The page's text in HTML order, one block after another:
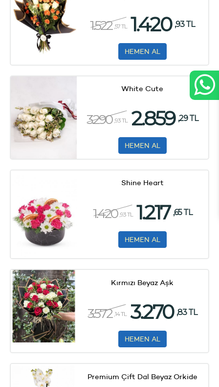
1.522 ,57 TL 1.420 ,93 TL
HEMEN AL
White Cute
3.290 ,93 TL 2.859 ,29 TL
HEMEN AL
Shine Heart
1.420 ,93 TL 1.217 ,65 TL
HEMEN AL
Kırmızı Beyaz Aşk
3.572 ,14 TL 3.270 ,83 TL
HEMEN AL
Premium Çift Dal Beyaz Orkide